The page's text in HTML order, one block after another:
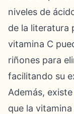
niveles de
de la literatura
vitamina C
riñones para
facilitando su
Además,
que la